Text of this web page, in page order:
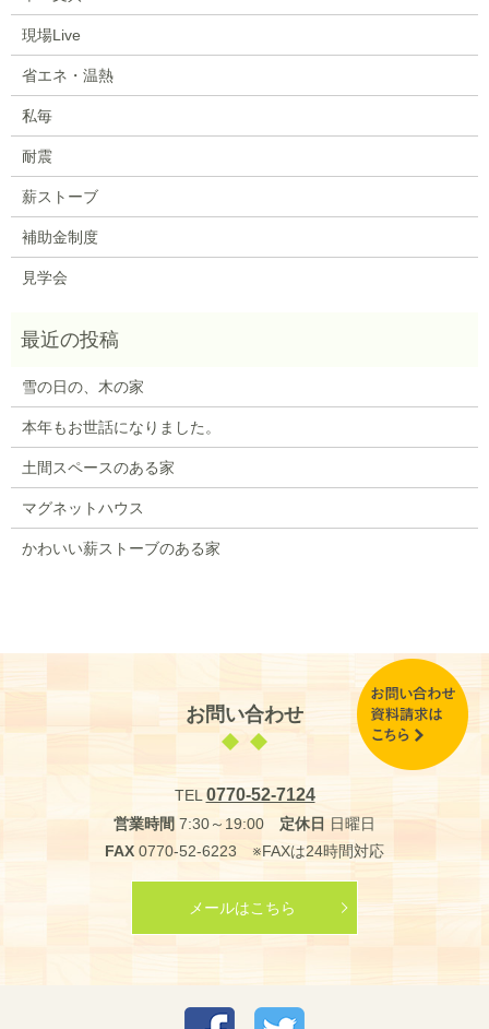
現場Live
省エネ・温熱
私毎
耐震
薪ストーブ
補助金制度
見学会
雪の日の、木の家
本年もお世話になりました。
土間スペースのある家
マグネットハウス
かわいい薪ストーブのある家
お問い合わせ
TEL0770-52-7124
営業時間 7:30～19:00 定休日 日曜日
FAX 0770-52-6223 ※FAXは24時間対応
メールはこちら